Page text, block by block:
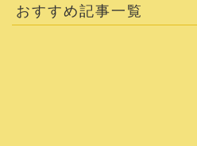
おすすめ記事一覧